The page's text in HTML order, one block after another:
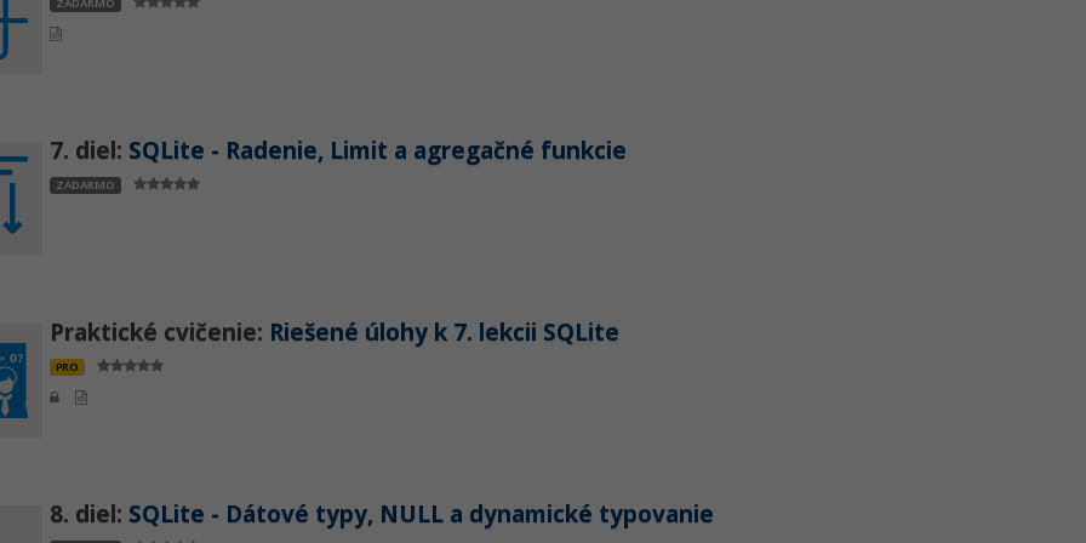
7. diel: SQLite - Radenie, Limit a agregačné funkcie
ZADARMO
Praktické cvičenie: Riešené úlohy k 7. lekcii SQLite
PRO
8. diel: SQLite - Dátové typy, NULL a dynamické typovanie